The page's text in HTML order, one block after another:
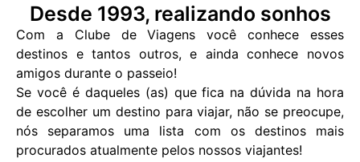
Desde 1993, realizando sonhos
Com a Clube de Viagens você conhece esses
destinos e tantos outros, e ainda conhece novos
amigos durante o passeio!
Se você é daqueles (as) que fica na dúvida na hora
de escolher um destino para viajar, não se preocupe,
nós separamos uma lista com os destinos mais
procurados atualmente pelos nossos viajantes!